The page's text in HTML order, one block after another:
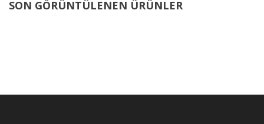
SON GÖRÜNTÜLENEN ÜRÜNLER